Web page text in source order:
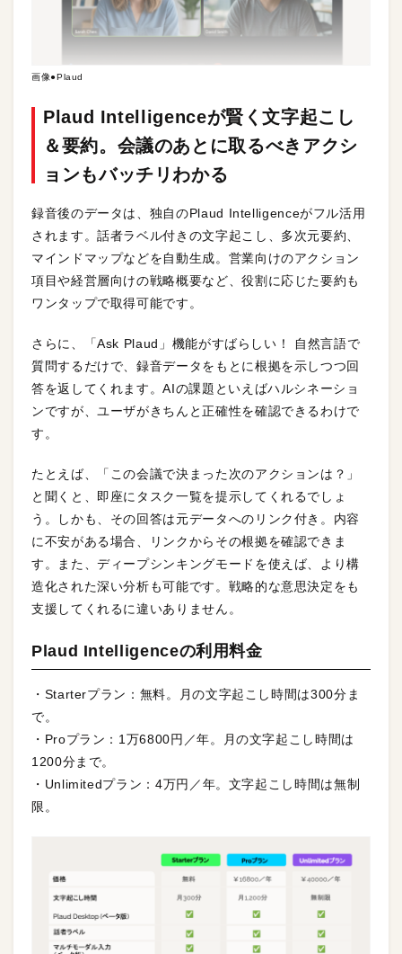
画像●Plaud
Plaud Intelligenceが賢く文字起こし
＆要約。会議のあとに取るべきアクシ
ョンもバッチリわかる
録音後のデータは、独自のPlaud Intelligenceがフル活用
されます。話者ラベル付きの文字起こし、多次元要約、
マインドマップなどを自動生成。営業向けのアクション
項目や経営層向けの戦略概要など、役割に応じた要約も
ワンタップで取得可能です。
さらに、「Ask Plaud」機能がすばらしい！ 自然言語で
質問するだけで、録音データをもとに根拠を示しつつ回
答を返してくれます。AIの課題といえばハルシネーショ
ンですが、ユーザがきちんと正確性を確認できるわけで
す。
たとえば、「この会議で決まった次のアクションは？」
と聞くと、即座にタスク一覧を提示してくれるでしょ
う。しかも、その回答は元データへのリンク付き。内容
に不安がある場合、リンクからその根拠を確認できま
す。また、ディープシンキングモードを使えば、より構
造化された深い分析も可能です。戦略的な意思決定をも
支援してくれるに違いありません。
Plaud Intelligenceの利用料金
・Starterプラン：無料。月の文字起こし時間は300分ま
で。
・Proプラン：1万6800円／年。月の文字起こし時間は
1200分まで。
・Unlimitedプラン：4万円／年。文字起こし時間は無制
限。